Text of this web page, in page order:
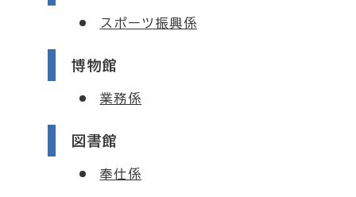
スポーツ振興係
博物館
業務係
図書館
奉仕係